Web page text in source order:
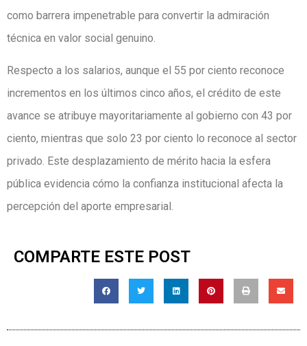
como barrera impenetrable para convertir la admiración
técnica en valor social genuino.
Respecto a los salarios, aunque el 55 por ciento reconoce
incrementos en los últimos cinco años, el crédito de este
avance se atribuye mayoritariamente al gobierno con 43 por
ciento, mientras que solo 23 por ciento lo reconoce al sector
privado. Este desplazamiento de mérito hacia la esfera
pública evidencia cómo la confianza institucional afecta la
percepción del aporte empresarial.
COMPARTE ESTE POST